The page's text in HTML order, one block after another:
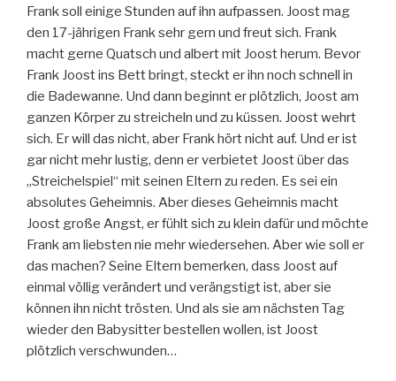
Frank soll einige Stunden auf ihn aufpassen. Joost mag
den 17-jährigen Frank sehr gern und freut sich. Frank
macht gerne Quatsch und albert mit Joost herum. Bevor
Frank Joost ins Bett bringt, steckt er ihn noch schnell in
die Badewanne. Und dann beginnt er plötzlich, Joost am
ganzen Körper zu streicheln und zu küssen. Joost wehrt
sich. Er will das nicht, aber Frank hört nicht auf. Und er ist
gar nicht mehr lustig, denn er verbietet Joost über das
„Streichelspiel“ mit seinen Eltern zu reden. Es sei ein
absolutes Geheimnis. Aber dieses Geheimnis macht
Joost große Angst, er fühlt sich zu klein dafür und möchte
Frank am liebsten nie mehr wiedersehen. Aber wie soll er
das machen? Seine Eltern bemerken, dass Joost auf
einmal völlig verändert und verängstigt ist, aber sie
können ihn nicht trösten. Und als sie am nächsten Tag
wieder den Babysitter bestellen wollen, ist Joost
plötzlich verschwunden…